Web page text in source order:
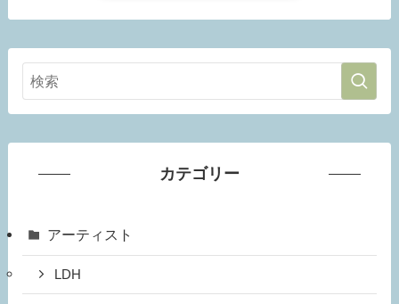
カテゴリー
アーティスト
LDH